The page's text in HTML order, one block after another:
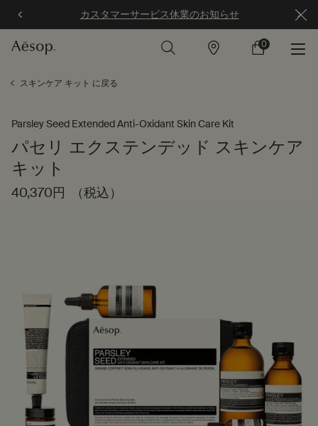
カスタマーサービス休業のお知らせ
店
カ
0
0 カート内の製
スキンケア キット に戻る
Parsley Seed Extended Anti-Oxidant Skin Care Kit
パセリ エクステンデッド スキンケア
キット
40,370円 （税込）